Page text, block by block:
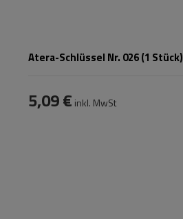
Atera-Schlüssel Nr. 026 (1 Stück)
5,09 € inkl. MwSt